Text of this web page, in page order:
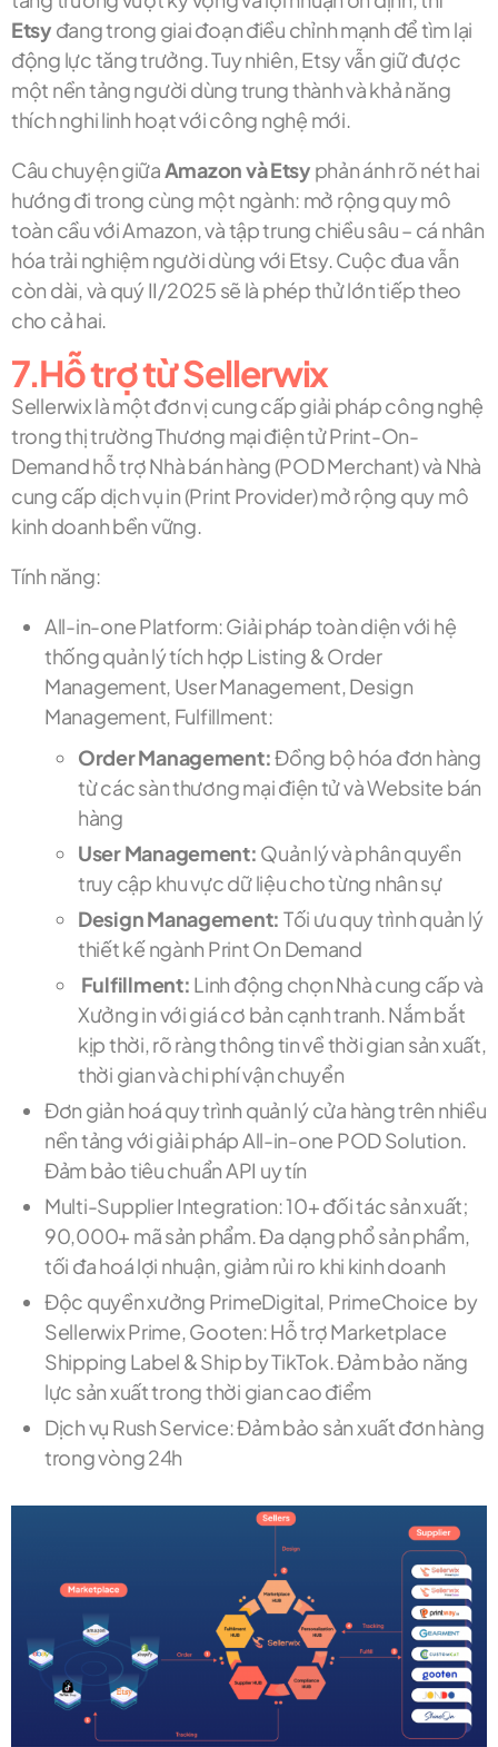
Etsy đang trong giai đoạn điều chỉnh mạnh để tìm lại
động lực tăng trưởng. Tuy nhiên, Etsy vẫn giữ được
một nền tảng người dùng trung thành và khả năng
thích nghi linh hoạt với công nghệ mới.
Câu chuyện giữaAmazon và Etsy phản ánh rõ nét hai
hướng đi trong cùng một ngành: mở rộng quy mô
toàn cầu với Amazon, và tập trung chiều sâu – cá nhân
hóa trải nghiệm người dùng với Etsy. Cuộc đua vẫn
còn dài, và quý II/2025 sẽ là phép thử lớn tiếp theo
cho cả hai.
7.Hỗ trợ từ Sellerwix
Sellerwix là một đơn vị cung cấp giải pháp công nghệ
trong thị trường Thương mại điện tử Print-On-
Demand hỗ trợ Nhà bán hàng (POD Merchant) và Nhà
cung cấp dịch vụ in (Print Provider) mở rộng quy mô
kinh doanh bền vững.
Tính năng:
All-in-one Platform: Giải pháp toàn diện với hệ
thống quản lý tích hợp Listing & Order
Management, User Management, Design
Management, Fulfillment:
Order Management:Đồng bộ hóa đơn hàng
từ các sàn thương mại điện tử và Website bán
hàng
User Management: Quản lý và phân quyền
truy cập khu vực dữ liệu cho từng nhân sự
Design Management: Tối ưu quy trình quản lý
thiết kế ngành Print On Demand
Fulfillment: Linh động chọn Nhà cung cấp và
Xưởng in với giá cơ bản cạnh tranh. Nắm bắt
kịp thời, rõ ràng thông tin về thời gian sản xuất,
thời gian và chi phí vận chuyển
Đơn giản hoá quy trình quản lý cửa hàng trên nhiều
nền tảng với giải pháp All-in-one POD Solution.
Đảm bảo tiêu chuẩn API uy tín
Multi-Supplier Integration: 10+ đối tác sản xuất;
90,000+ mã sản phẩm. Đa dạng phổ sản phẩm,
tối đa hoá lợi nhuận, giảm rủi ro khi kinh doanh
Độc quyền xưởng PrimeDigital, PrimeChoice by
Sellerwix Prime, Gooten: Hỗ trợ Marketplace
Shipping Label & Ship by TikTok. Đảm bảo năng
lực sản xuất trong thời gian cao điểm
Dịch vụ Rush Service: Đảm bảo sản xuất đơn hàng
trong vòng 24h